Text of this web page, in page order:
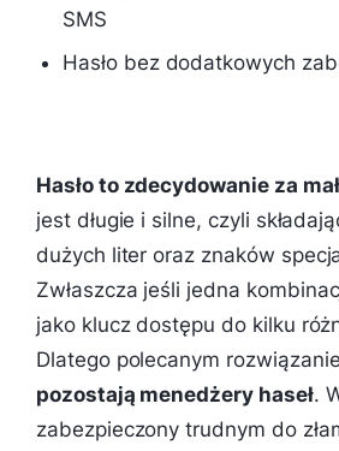
SMS
Hasło bez dodatkowych
Hasło to zdecydowanie za
jest długie i silne, czyli
dużych liter oraz znaków
Zwłaszcza jeśli jedna
jako klucz dostępu do kilku
Dlatego polecanym
pozostają menedżery haseł.
zabezpieczony trudnym do